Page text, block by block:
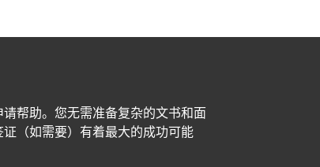
帮助。您无需准备复杂的文书和面
（如需要）有着最大的成功可能